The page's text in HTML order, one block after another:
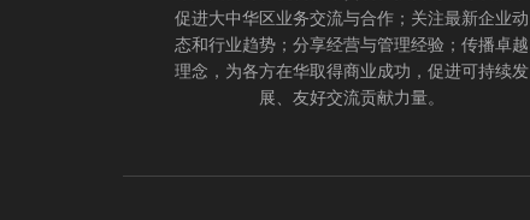
促进大中华区业务交流与合作；关注最新企业动
态和行业趋势；分享经营与管理经验；传播卓越
理念，为各方在华取得商业成功，促进可持续发
展、友好交流贡献力量。